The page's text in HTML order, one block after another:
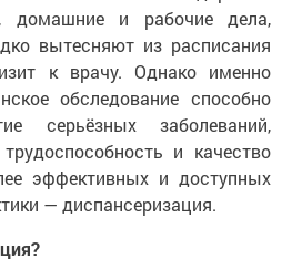
домашние и рабочие дела,
вытесняют из расписания
к врачу. Однако именно
обследование способно
серьёзных заболеваний,
и качество
эффективных и доступных
— диспансеризация.